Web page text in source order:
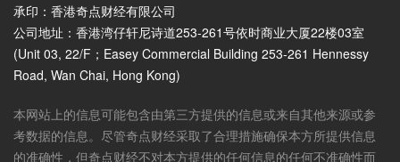
承印：香港奇点财经有限公司
公司地址：香港湾仔轩尼诗道253-261号依时商业大厦22楼03室
(Unit 03, 22/F；Easey Commercial Building 253-261 Hennessy
Road, Wan Chai, Hong Kong)
本网站上的信息可能包含由第三方提供的信息或来自其他来源或参
考数据的信息。尽管奇点财经采取了合理措施确保本方所提供信息
的准确性，但奇点财经不对本方提供的任何信息的任何不准确性而